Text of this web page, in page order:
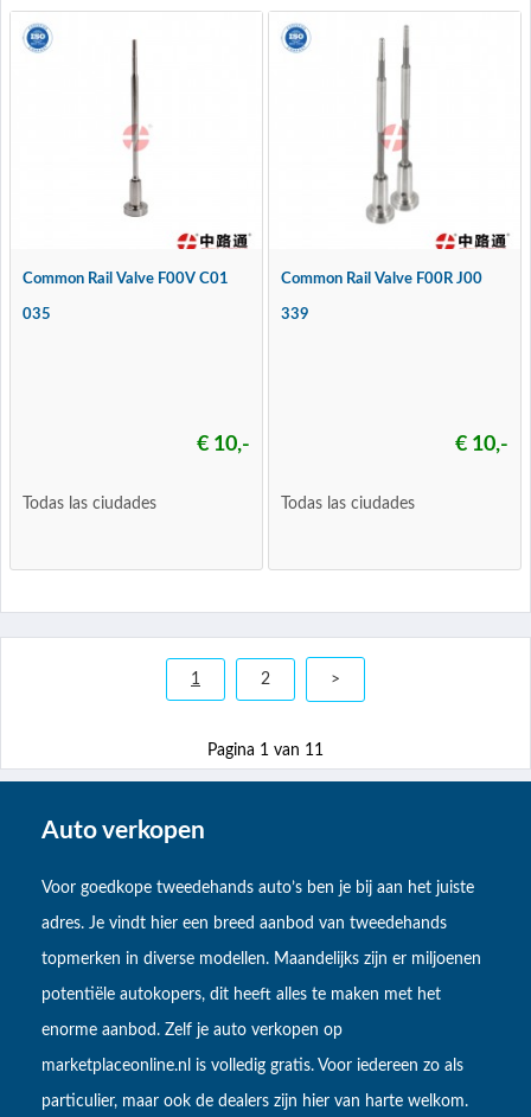
Common Rail Valve F00V C01
035
€ 10,-
Todas las ciudades
Common Rail Valve F00R J00
339
€ 10,-
Todas las ciudades
1 2 >
Pagina 1 van 11
Auto verkopen
Voor goedkope tweedehands auto’s ben je bij aan het juiste
adres. Je vindt hier een breed aanbod van tweedehands
topmerken in diverse modellen. Maandelijks zijn er miljoenen
potentiële autokopers, dit heeft alles te maken met het
enorme aanbod. Zelf je auto verkopen op
marketplaceonline.nl is volledig gratis. Voor iedereen zo als
particulier, maar ook de dealers zijn hier van harte welkom.